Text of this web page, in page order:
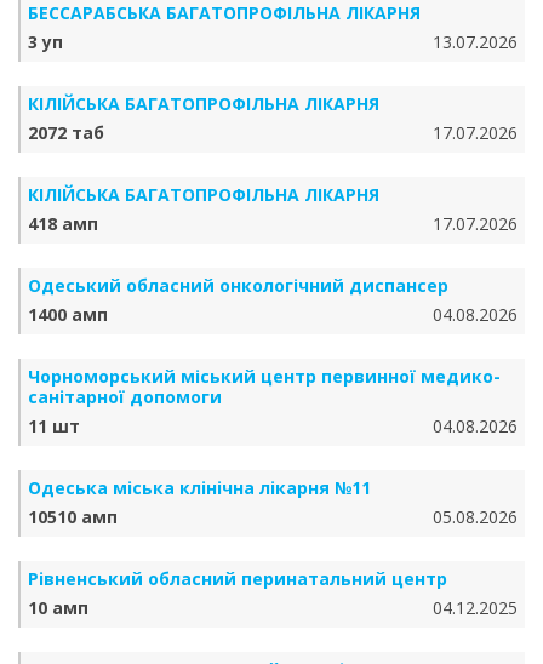
БЕССАРАБСЬКА БАГАТОПРОФІЛЬНА ЛІКАРНЯ
3 уп
13.07.2026
КІЛІЙСЬКА БАГАТОПРОФІЛЬНА ЛІКАРНЯ
2072 таб
17.07.2026
КІЛІЙСЬКА БАГАТОПРОФІЛЬНА ЛІКАРНЯ
418 амп
17.07.2026
Одеський обласний онкологічний диспансер
1400 амп
04.08.2026
Чорноморський міський центр первинної медико-
санітарної допомоги
11 шт
04.08.2026
Одеська міська клінічна лікарня №11
10510 амп
05.08.2026
Рівненський обласний перинатальний центр
10 амп
04.12.2025